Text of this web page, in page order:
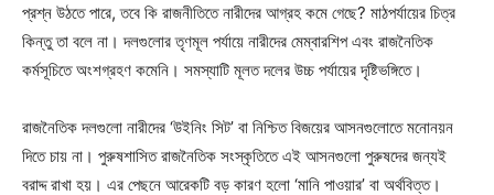
প্রশ্ন উঠতে পারে, তবে কি রাজনীতিতে নারীদের আগ্রহ কমে গেছে? মাঠপর্যায়ের চিত্র
কিন্তু তা বলে না। দলগুলোর তৃণমূল পর্যায়ে নারীদের মেম্বারশিপ এবং রাজনৈতিক
কর্মসূচিতে অংশগ্রহণ কমেনি। সমস্যাটি মূলত দলের উচ্চ পর্যায়ের দৃষ্টিভঙ্গিতে।
রাজনৈতিক দলগুলো নারীদের ‘উইনিং সিট’ বা নিশ্চিত বিজয়ের আসনগুলোতে মনোনয়ন
দিতে চায় না। পুরুষশাসিত রাজনৈতিক সংস্কৃতিতে এই আসনগুলো পুরুষদের জন্যই
বরাদ্দ রাখা হয়। এর পেছনে আরেকটি বড় কারণ হলো ‘মানি পাওয়ার’ বা অর্থবিত্ত।